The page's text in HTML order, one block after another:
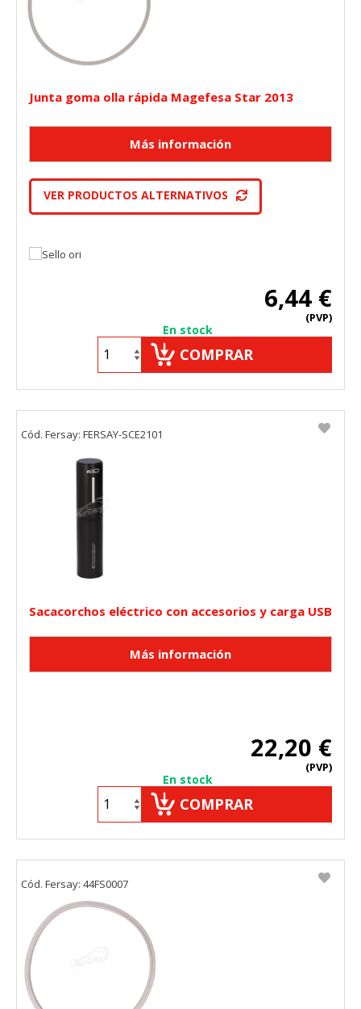
Junta goma olla rápida Magefesa Star 2013
VER PRODUCTOS ALTERNATIVOS
6,44 €
(PVP)
En stock
COMPRAR
Sacacorchos eléctrico con accesorios y carga USB
22,20 €
(PVP)
En stock
COMPRAR
Cód. Fersay: FERSAY-SCE2101
Cód. Fersay: 44FS0007
"Configuración de cookies" al pie de la página. También puedes
consultar nuestra
política de cookies